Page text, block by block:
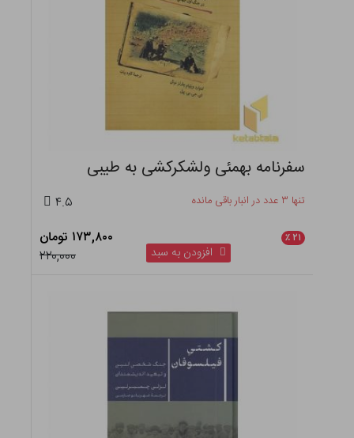
سفرنامه بهمئی ولشکرکشی به طیبی
تنها ۳ عدد در انبار باقی مانده ۴.۵
۲۱ ٪
۱۷۳,۸۰۰ تومان
۲۲۰,۰۰۰
افزودن به سبد